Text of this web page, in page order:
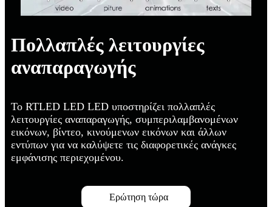
Πολλαπλές λειτουργίες
αναπαραγωγής
Το RTLED LED LED υποστηρίζει πολλαπλές
λειτουργίες αναπαραγωγής, συμπεριλαμβανομένων
εικόνων, βίντεο, κινούμενων εικόνων και άλλων
εντύπων για να καλύψετε τις διαφορετικές ανάγκες
εμφάνισης περιεχομένου.
Ερώτηση τώρα